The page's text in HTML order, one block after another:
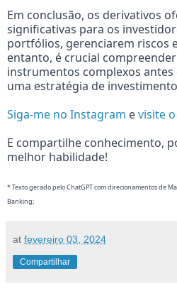
Em conclusão, os derivativos
significativas para os
portfólios, gerenciarem riscos
entanto, é crucial
instrumentos complexos
uma estratégia de
Siga-me no Instagram evisite
E compartilhe conhecimento,
melhor habilidade!
* Texto gerado pelo ChatGPT com direcionamentos de
Banking;
at fevereiro 03, 2024
Compartilhar